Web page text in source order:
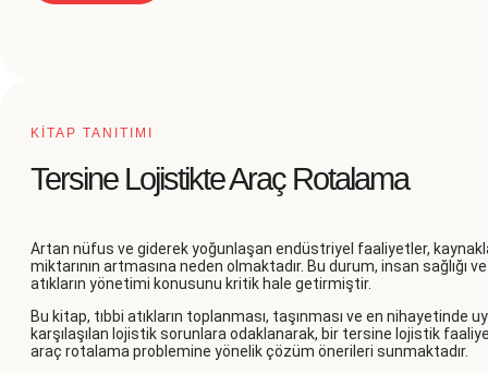
KİTAP TANITIMI
Tersine Lojistikte Araç Rotalama
Artan nüfus ve giderek yoğunlaşan endüstriyel faaliyetler,
miktarının artmasına neden olmaktadır. Bu durum, insan sağlığı
atıkların yönetimi konusunu kritik hale getirmiştir.
Bu kitap, tıbbi atıkların toplanması, taşınması ve en
karşılaşılan lojistik sorunlara odaklanarak, bir tersine lojistik
araç rotalama problemine yönelik çözüm önerileri sunmaktadır.